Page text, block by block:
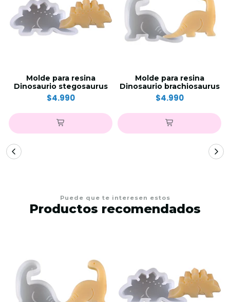
Molde para resina
Dinosaurio stegosaurus
$4.990
Molde para resina
Dinosaurio brachiosaurus
$4.990
Puede que te interesen estos
Productos recomendados